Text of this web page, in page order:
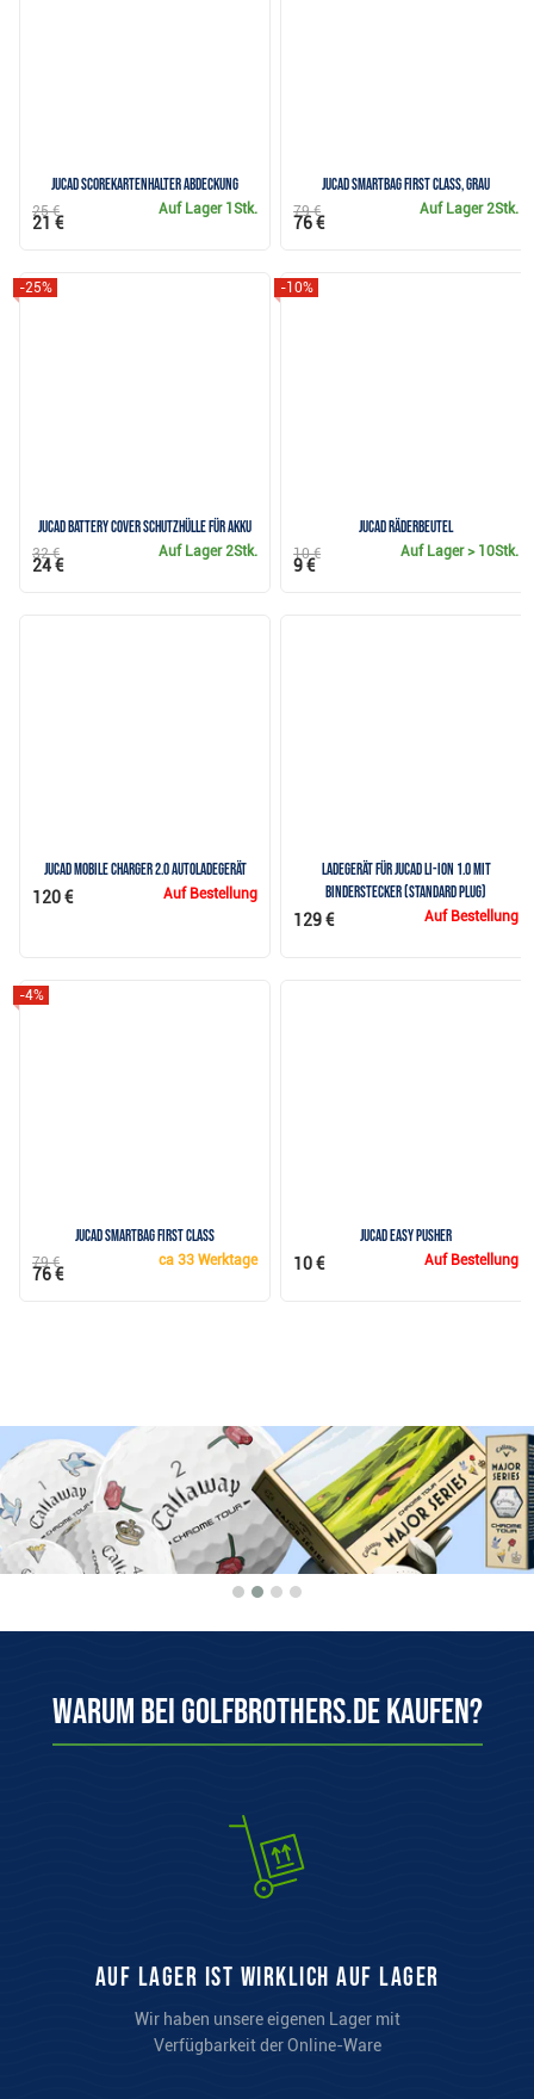
Jucad Scorekartenhalter Abdeckung
Auf Lager 1Stk.
25 €
21 €
JuCad Smartbag First Class, grau
Auf Lager 2Stk.
79 €
76 €
JuCad Battery Cover Schutzhülle für Akku
-25%
Auf Lager2Stk.
32 €
24 €
JuCad Räderbeutel
-10%
Auf Lager> 10Stk.
10 €
9 €
JuCad mobile charger 2.0 Autoladegerät
Auf Bestellung
120 €
Ladegerät für JuCad Li-Ion 1.0 mit
Binderstecker (Standard Plug)
Auf Bestellung
129 €
JuCad Smartbag First Class
-4%
ca33 Werktage
79 €
76 €
JuCad Easy Pusher
Auf Bestellung
10 €
Warum bei Golfbrothers.de kaufen?
auf Lager ist wirklich auf Lager
Wir haben unsere eigenen Lager mit
Verfügbarkeit der Online-Ware